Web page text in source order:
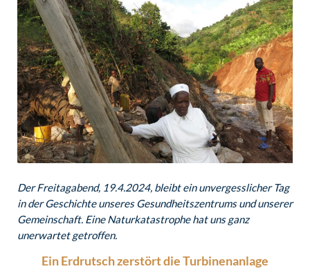
Der Freitagabend, 19.4.2024, bleibt ein unvergesslicher Tag
in der Geschichte unseres Gesundheitszentrums und unserer
Gemeinschaft. Eine Naturkatastrophe hat uns ganz
unerwartet getroffen.
Ein Erdrutsch zerstört die Turbinenanlage